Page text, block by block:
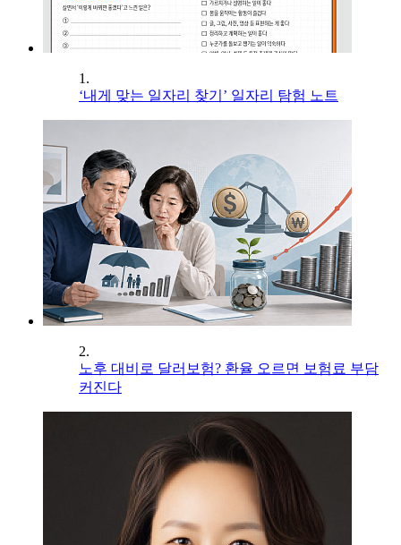
1.
‘내게 맞는 일자리 찾기’ 일자리 탐험 노트
2.
노후 대비로 달러보험? 환율 오르면 보험료 부담
커진다